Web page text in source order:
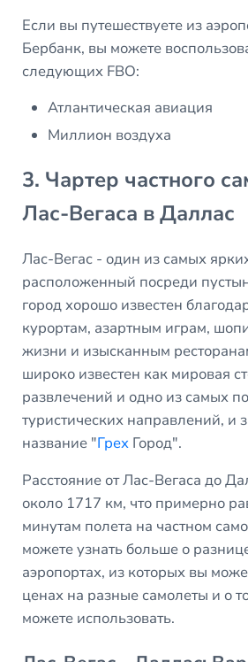
Если вы путешествуете из
Бербанк, вы можете
следующих FBO:
Атлантическая авиация
Миллион воздуха
3. Чартер частного
Лас-Вегаса в Даллас
Лас-Вегас - один из самых
расположенный посреди
город хорошо известен
курортам, азартным играм,
жизни и изысканным
широко известен как мировая
развлечений и одно из самых
туристических направлений, и
название "ГрехГород".
Расстояние от Лас-Вегаса до
около 1717 км, что примерно
минутам полета на частном
можете узнать больше о
аэропортах, из которых вы
ценах на разные самолеты и о
можете использовать.